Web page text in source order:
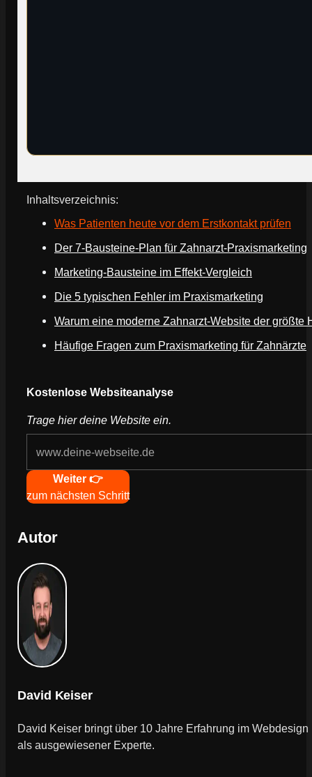
Inhaltsverzeichnis:
Was Patienten heute vor dem Erstkontakt prüfen
Der 7-Bausteine-Plan für Zahnarzt-Praxismarketing
Marketing-Bausteine im Effekt-Vergleich
Die 5 typischen Fehler im Praxismarketing
Warum eine moderne Zahnarzt-Website der größte
Häufige Fragen zum Praxismarketing für Zahnärzte
Kostenlose Websiteanalyse
Trage hier deine Website ein.
NavigationWeiter 👉
zum nächsten Schritt
Autor
David Keiser
David Keiser bringt über 10 Jahre Erfahrung im
als ausgewiesener Experte.